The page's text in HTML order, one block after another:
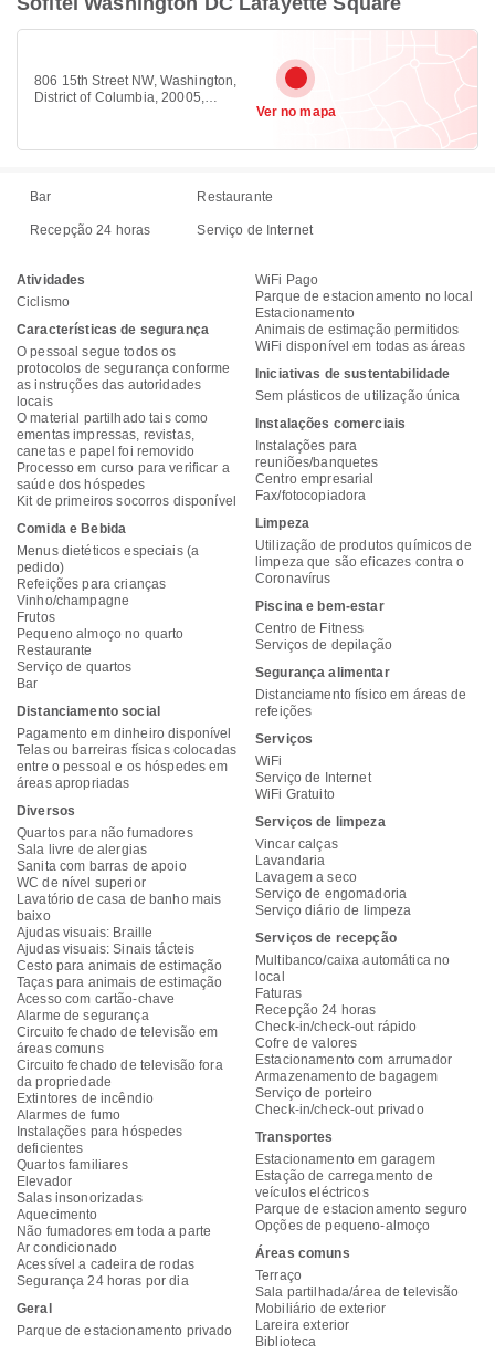
806 15th Street NW, Washington,
District of Columbia, 20005,
Ver no mapa
Bar Restaurante
Recepção 24 horas Serviço de Internet
Atividades
Ciclismo
Características de segurança
O pessoal segue todos os
protocolos de segurança conforme
as instruções das autoridades
locais
O material partilhado tais como
ementas impressas, revistas,
canetas e papel foi removido
Processo em curso para verificar a
saúde dos hóspedes
Kit de primeiros socorros disponível
Comida e Bebida
Menus dietéticos especiais (a
pedido)
Refeições para crianças
Vinho/champagne
Frutos
Pequeno almoço no quarto
Restaurante
Serviço de quartos
Bar
Distanciamento social
Pagamento em dinheiro disponível
Telas ou barreiras físicas colocadas
entre o pessoal e os hóspedes em
áreas apropriadas
Diversos
Quartos para não fumadores
Sala livre de alergias
Sanita com barras de apoio
WC de nível superior
Lavatório de casa de banho mais
baixo
Ajudas visuais: Braille
Ajudas visuais: Sinais tácteis
Cesto para animais de estimação
Taças para animais de estimação
Acesso com cartão-chave
Alarme de segurança
Circuito fechado de televisão em
áreas comuns
Circuito fechado de televisão fora
da propriedade
Extintores de incêndio
Alarmes de fumo
Instalações para hóspedes
deficientes
Quartos familiares
Elevador
Salas insonorizadas
Aquecimento
Não fumadores em toda a parte
Ar condicionado
Acessível a cadeira de rodas
Segurança 24 horas por dia
Geral
Parque de estacionamento privado
WiFi Pago
Parque de estacionamento no local
Estacionamento
Animais de estimação permitidos
WiFi disponível em todas as áreas
Iniciativas de sustentabilidade
Sem plásticos de utilização única
Instalações comerciais
Instalações para
reuniões/banquetes
Centro empresarial
Fax/fotocopiadora
Limpeza
Utilização de produtos químicos de
limpeza que são eficazes contra o
Coronavírus
Piscina e bem-estar
Centro de Fitness
Serviços de depilação
Segurança alimentar
Distanciamento físico em áreas de
refeições
Serviços
WiFi
Serviço de Internet
WiFi Gratuito
Serviços de limpeza
Vincar calças
Lavandaria
Lavagem a seco
Serviço de engomadoria
Serviço diário de limpeza
Serviços de recepção
Multibanco/caixa automática no
local
Faturas
Recepção 24 horas
Check-in/check-out rápido
Cofre de valores
Estacionamento com arrumador
Armazenamento de bagagem
Serviço de porteiro
Check-in/check-out privado
Transportes
Estacionamento em garagem
Estação de carregamento de
veículos eléctricos
Parque de estacionamento seguro
Opções de pequeno-almoço
Áreas comuns
Terraço
Sala partilhada/área de televisão
Mobiliário de exterior
Lareira exterior
Biblioteca